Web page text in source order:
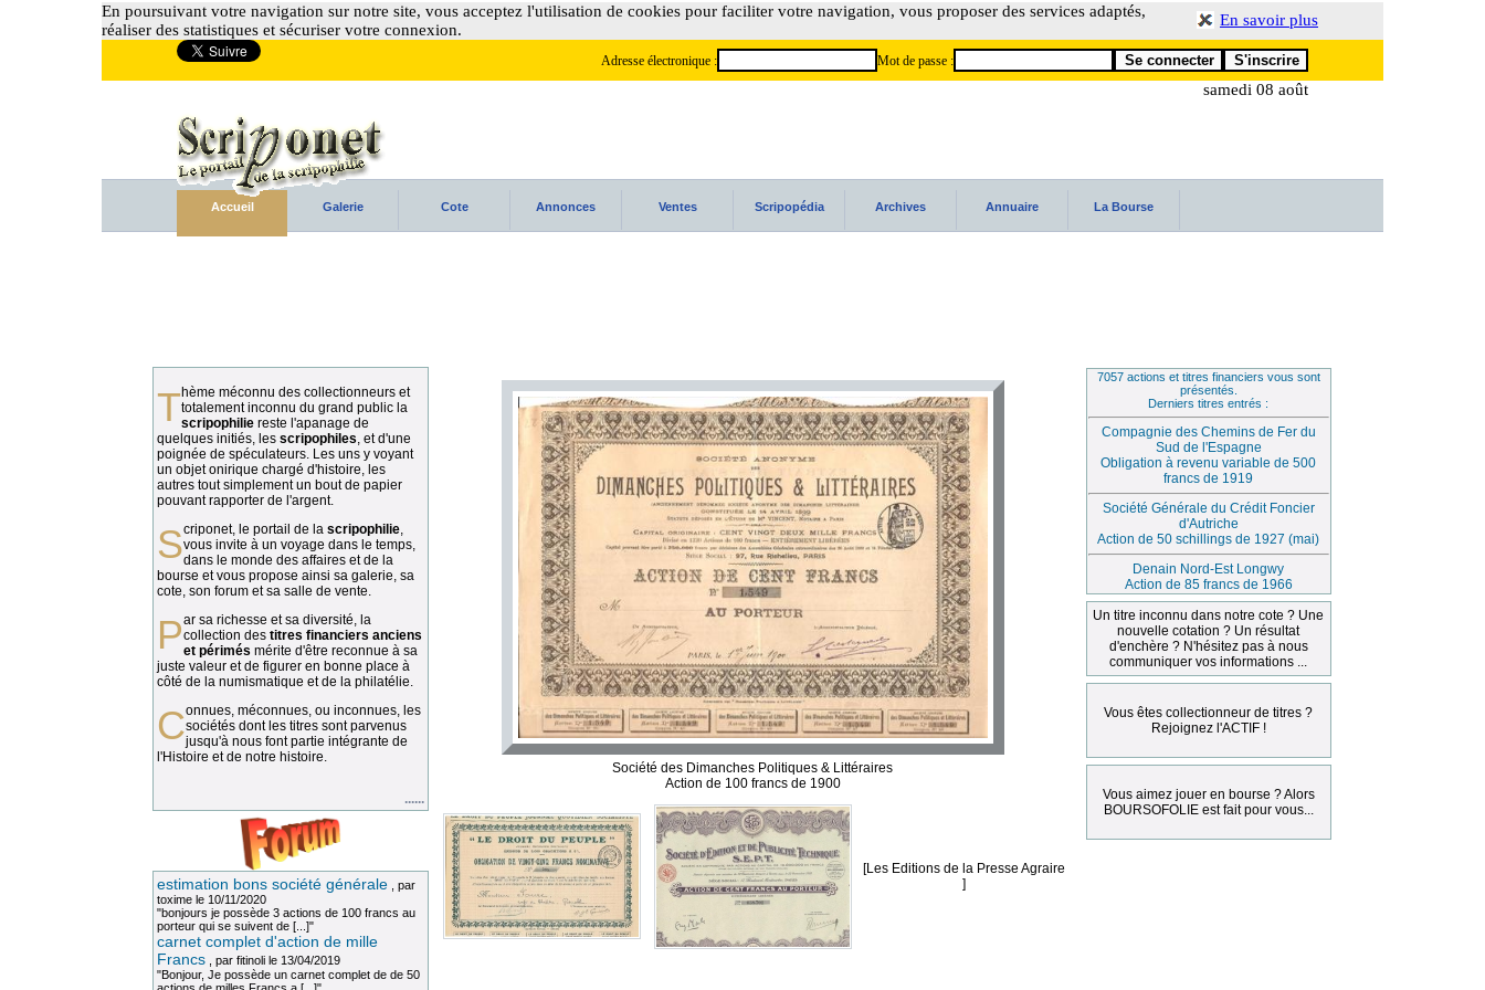
En poursuivant votre navigation sur notre site, vous acceptez l'utilisation de cookies pour faciliter votre navigation, vous proposer des services adaptés,
réaliser des statistiques et sécuriser votre connexion.
En savoir plus
Adresse électronique : Mot de passe :
samedi 08 août
Accueil Galerie Cote Annonces Ventes Scripopédia Archives Annuaire La Bourse
Thème méconnu des collectionneurs ettotalement inconnu du grand public la
scripophilie reste l'apanage de
quelques initiés, les scripophiles, et d'une
poignée de spéculateurs. Les uns y voyant
un objet onirique chargé d'histoire, les
autres tout simplement un bout de papier
pouvant rapporter de l'argent.
Scriponet, le portail de la scripophilie,
vous invite à un voyage dans le temps,
dans le monde des affaires et de la
bourse et vous propose ainsi sa galerie, sa
cote, son forum et sa salle de vente.
Par sa richesse et sa diversité, lacollection des titres financiers anciens
et périmés mérite d'être reconnue à sa
juste valeur et de figurer en bonne place à
côté de la numismatique et de la philatélie.
Connues, méconnues, ou inconnues, lessociétés dont les titres sont parvenus
jusqu'à nous font partie intégrante de
l'Histoire et de notre histoire.
......
estimation bons société générale , par
toxime le 10/11/2020
"bonjours je possède 3 actions de 100 francs au
porteur qui se suivent de [...]"
carnet complet d'action de mille
Francs , par fitinoli le 13/04/2019
"Bonjour, Je possède un carnet complet de de 50
Société des Dimanches Politiques & Littéraires
Action de 100 francs de 1900
[Les Editions de la Presse Agraire
]
7057 actions et titres financiers vous sont
présentés.
Derniers titres entrés :
Compagnie des Chemins de Fer du
Sud de l'Espagne
Obligation à revenu variable de 500
francs de 1919
Société Générale du Crédit Foncier
d'Autriche
Action de 50 schillings de 1927 (mai)
Denain Nord-Est Longwy
Action de 85 francs de 1966
Un titre inconnu dans notre cote ? Une
nouvelle cotation ? Un résultat
d'enchère ? N'hésitez pas à nous
communiquer vos informations ...
Vous êtes collectionneur de titres ?
Rejoignez l'ACTIF !
Vous aimez jouer en bourse ? Alors
BOURSOFOLIE est fait pour vous...